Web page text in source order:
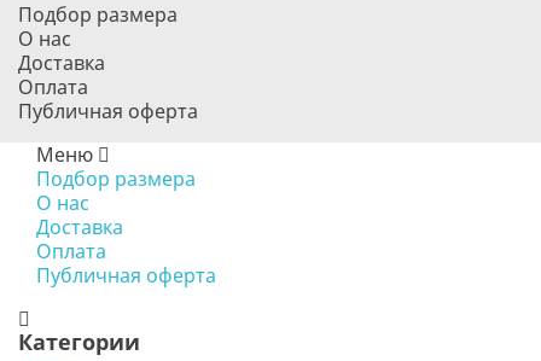
Подбор размера
О нас
Доставка
Оплата
Публичная оферта
Меню
Подбор размера
О нас
Доставка
Оплата
Публичная оферта
Категории